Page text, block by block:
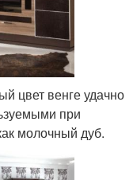
цвет венге удачно
при
молочный дуб.